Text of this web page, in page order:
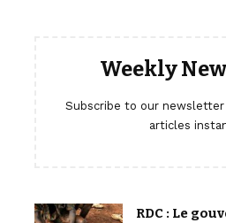
Weekly
Subscribe to our
articles
RDC : Le